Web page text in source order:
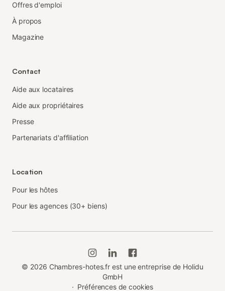
Offres d'emploi
À propos
Magazine
Contact
Aide aux locataires
Aide aux propriétaires
Presse
Partenariats d'affiliation
Location
Pour les hôtes
Pour les agences (30+ biens)
© 2026 Chambres-hotes.fr est une entreprise de Holidu
GmbH
· Préférences de cookies